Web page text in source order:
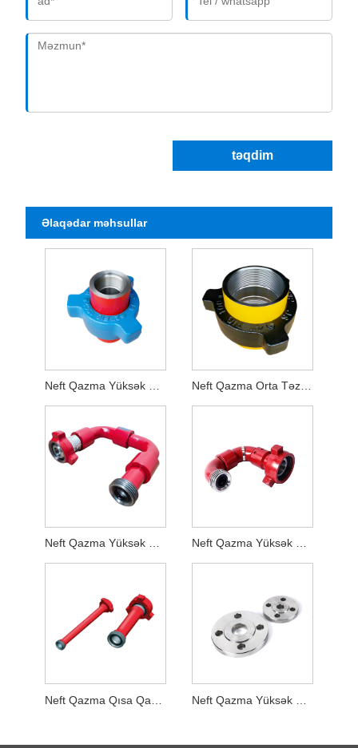
təqdim
Əlaqədar məhsullar
Neft Qazma Yüksək Təzyiq Birliyi Neft Qazma Orta Təzyiq Birliyi